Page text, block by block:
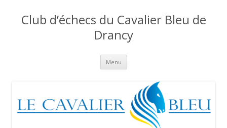
Club d’échecs du Cavalier Bleu de
Drancy
Menu Aller
contenu